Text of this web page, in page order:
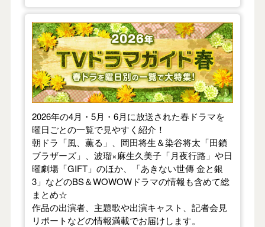
【2026年春】TVドラマガイド
2026年の4月・5月・6月に放送された春ドラマを
曜日ごとの一覧で見やすく紹介！
朝ドラ「風、薫る」、岡田将生＆染谷将太「田鎖
ブラザーズ」、波瑠×麻生久美子「月夜行路」や日
曜劇場「GIFT」のほか、「あきない世傳 金と銀
3」などのBS＆WOWOWドラマの情報も含めて総
まとめ☆
作品の出演者、主題歌や出演キャスト、記者会見
リポートなどの情報満載でお届けします。